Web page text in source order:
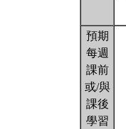
預期
每週
課前
或/與
課後
學習